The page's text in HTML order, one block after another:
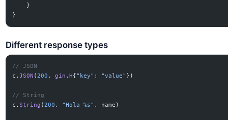
    }
}
Different response types
// JSON
c.JSON (200 , gin . H { "key" : "value" })
// String
c.String (200 , "Hola %s" , name)